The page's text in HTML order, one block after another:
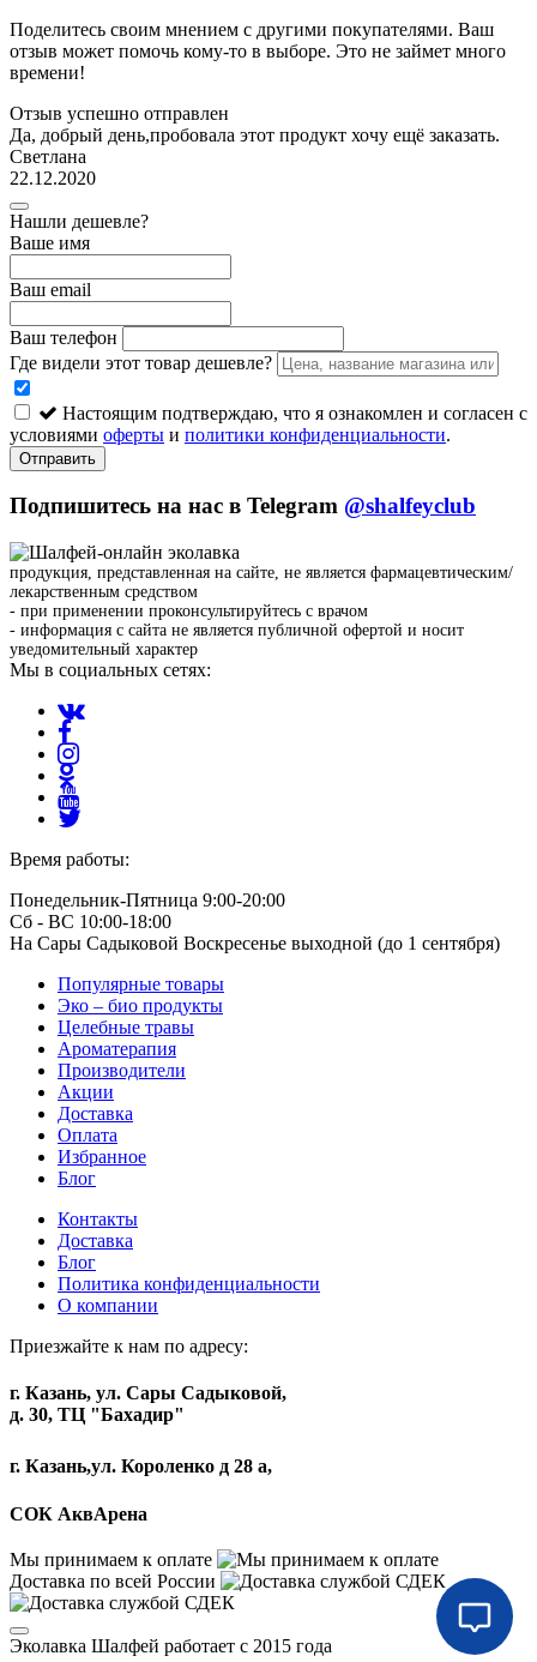
Поделитесь своим мнением с другими покупателями. Ваш
отзыв может помочь кому-то в выборе. Это не займет много
времени!
Отзыв успешно отправлен
Да, добрый день,пробовала этот продукт хочу ещё заказать.
Светлана
22.12.2020
Нашли дешевле?
Ваше имя
Ваш email
Ваш телефон
Где видели этот товар дешевле?
Настоящим подтверждаю, что я ознакомлен и согласен с
условиями оферты и политики конфиденциальности.
Отправить
Подпишитесь на нас в Telegram @shalfeyclub
продукция, представленная на сайте, не является фармацевтическим/
лекарственным средством
- при применении проконсультируйтесь с врачом
- информация с сайта не является публичной офертой и носит
уведомительный характер
Мы в социальных сетях:
Время работы:
Понедельник-Пятница 9:00-20:00
Сб - ВС 10:00-18:00
На Сары Садыковой Воскресенье выходной (до 1 сентября)
Популярные товары
Эко – био продукты
Целебные травы
Ароматерапия
Производители
Акции
Доставка
Оплата
Избранное
Блог
Контакты
Доставка
Блог
Политика конфиденциальности
О компании
Приезжайте к нам по адресу:
г. Казань, ул. Сары Садыковой,
д. 30, ТЦ "Бахадир"
г. Казань,ул. Короленко д 28 а,
СОК АквАрена
Мы принимаем к оплате
Доставка по всей России
Эколавка Шалфей работает с 2015 года